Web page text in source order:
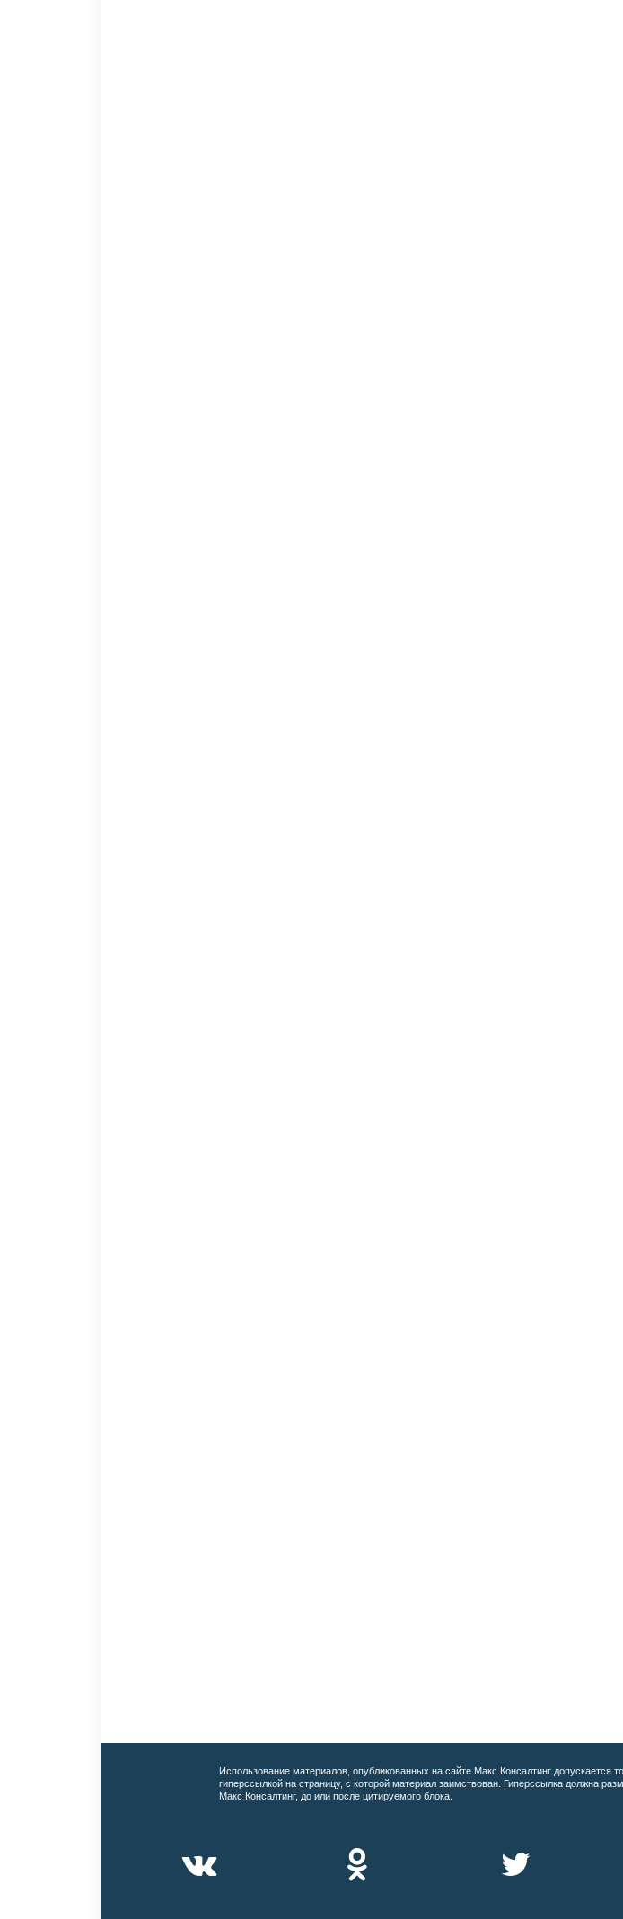
Использование материалов, опубликованных на сайте Макс Консалтинг допускается
гиперссылкой на страницу, с которой материал заимствован. Гиперссылка должна
Макс Консалтинг, до или после цитируемого блока.